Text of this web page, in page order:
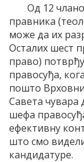
Од 12
правника
може да их
Осталих шест
право)
правосуђа,
пошто
Савета чувара
шефа
ефективну
што смо
кандидатуре.